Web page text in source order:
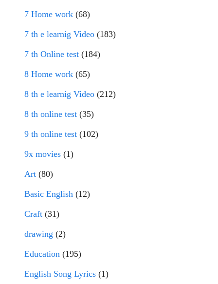
7 Home work (68)
7 th e learnig Video (183)
7 th Online test (184)
8 Home work (65)
8 th e learnig Video (212)
8 th online test (35)
9 th online test (102)
9x movies (1)
Art (80)
Basic English (12)
Craft (31)
drawing (2)
Education (195)
English Song Lyrics (1)